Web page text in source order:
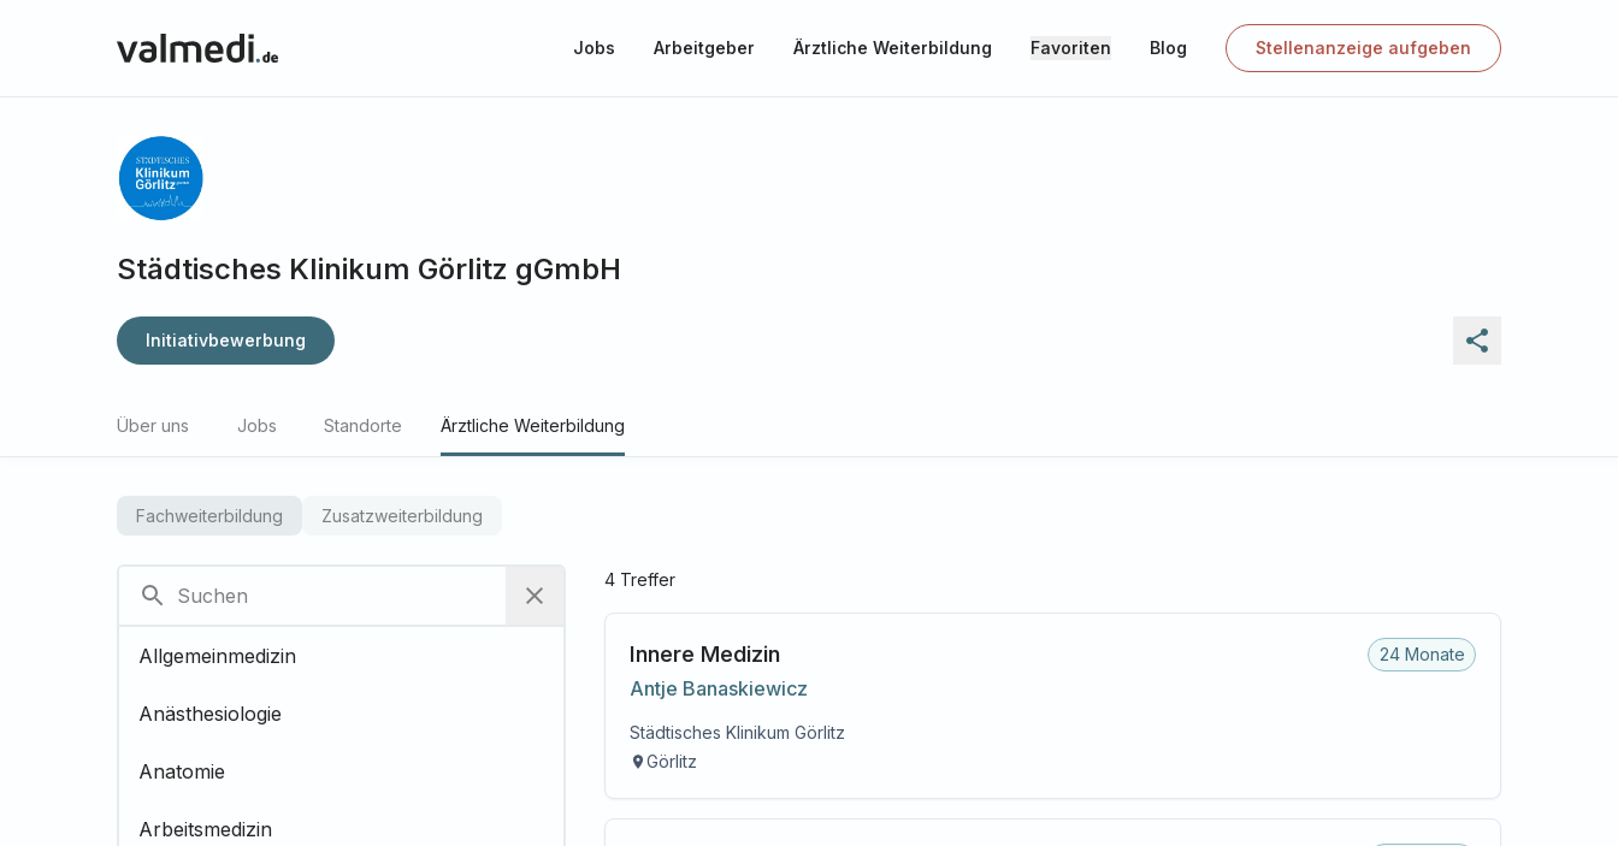
Jobs Arbeitgeber Ärztliche Weiterbildung Favoriten Blog Stellenanzeige aufgeben
Städtisches Klinikum Görlitz gGmbH
Initiativbewerbung
Über uns Jobs Standorte Ärztliche Weiterbildung
Fachweiterbildung Zusatzweiterbildung
Allgemeinmedizin
Anästhesiologie
Anatomie
Arbeitsmedizin
4Treffer
Innere Medizin
Antje Banaskiewicz
24 Monate
Städtisches Klinikum Görlitz
Görlitz